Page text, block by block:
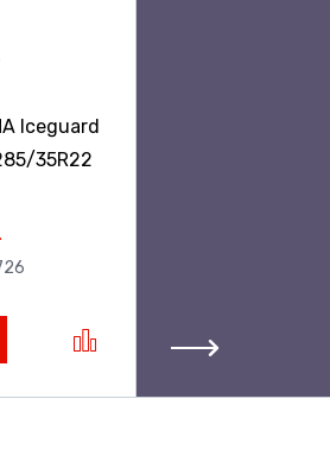
Iceguard
35R22